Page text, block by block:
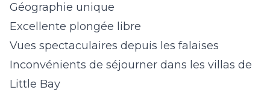
Géographie unique
Excellente plongée libre
Vues spectaculaires depuis les falaises
Inconvénients de séjourner dans les villas de
Little Bay